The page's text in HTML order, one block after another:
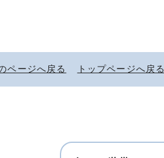
ページへ戻る トップページへ戻る